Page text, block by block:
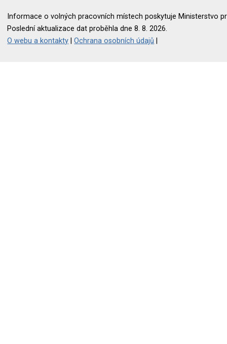
Informace o volných pracovních místech poskytuje Ministerstvo
Poslední aktualizace dat proběhla dne 8. 8. 2026.
O webu a kontakty |Ochrana osobních údajů